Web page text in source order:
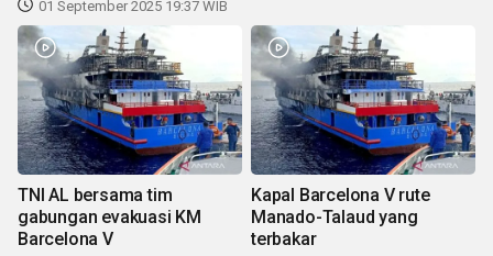
01 September 2025 19:37 WIB
TNI AL bersama tim
gabungan evakuasi KM
Barcelona V
Kapal Barcelona V rute
Manado-Talaud yang
terbakar